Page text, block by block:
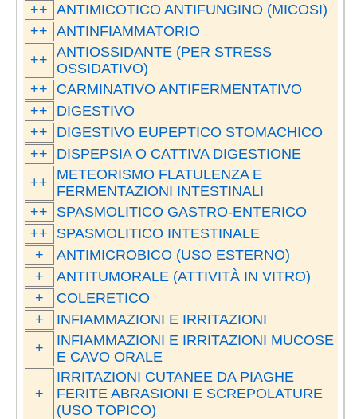
++ ANTIMICOTICO ANTIFUNGINO (MICOSI)
++ ANTINFIAMMATORIO
++ ANTIOSSIDANTE (PER STRESS
OSSIDATIVO)
++
CARMINATIVO ANTIFERMENTATIVO
++
DIGESTIVO
++
DIGESTIVO EUPEPTICO STOMACHICO
++
DISPEPSIA O CATTIVA DIGESTIONE
++
METEORISMO FLATULENZA E
FERMENTAZIONI INTESTINALI
++
SPASMOLITICO GASTRO-ENTERICO
++
SPASMOLITICO INTESTINALE
+
ANTIMICROBICO (USO ESTERNO)
+
ANTITUMORALE (ATTIVITÀ IN VITRO)
+
COLERETICO
+
INFIAMMAZIONI E IRRITAZIONI
+
INFIAMMAZIONI E IRRITAZIONI MUCOSE
E CAVO ORALE
+
IRRITAZIONI CUTANEE DA PIAGHE
FERITE ABRASIONI E SCREPOLATURE
(USO TOPICO)